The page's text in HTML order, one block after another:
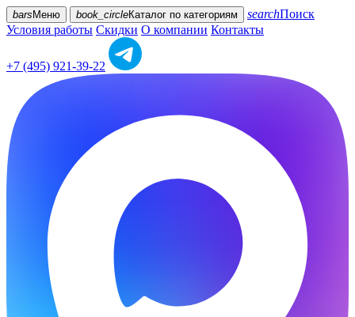
bars Меню book_circleКаталог по категориям searchПоиск
Условия работы Скидки О компании Контакты
+7 (495) 921-39-22